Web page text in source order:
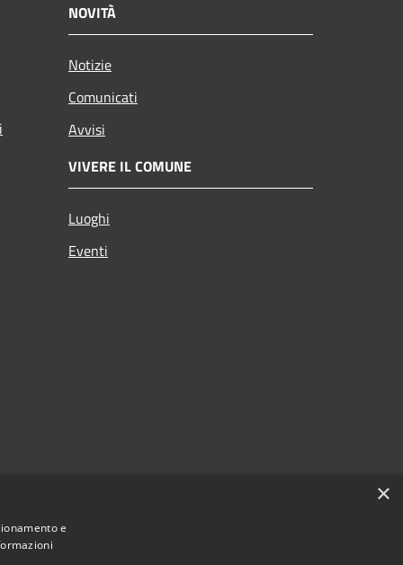
NOVITÀ
Notizie
Comunicati
Avvisi
VIVERE IL COMUNE
Luoghi
Eventi
×
e